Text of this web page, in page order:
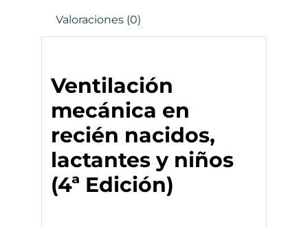
Valoraciones (0)
Ventilación
mecánica en
recién nacidos,
lactantes y niños
(4ª Edición)